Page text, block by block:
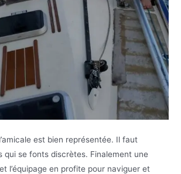
est bien représentée. Il faut
qui se fonts discrètes. Finalement une
l’équipage en profite pour naviguer et